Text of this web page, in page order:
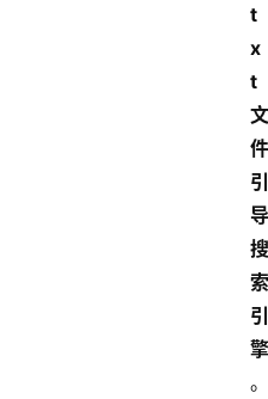
t
x
t
文
件
引
导
搜
索
引
擎
。